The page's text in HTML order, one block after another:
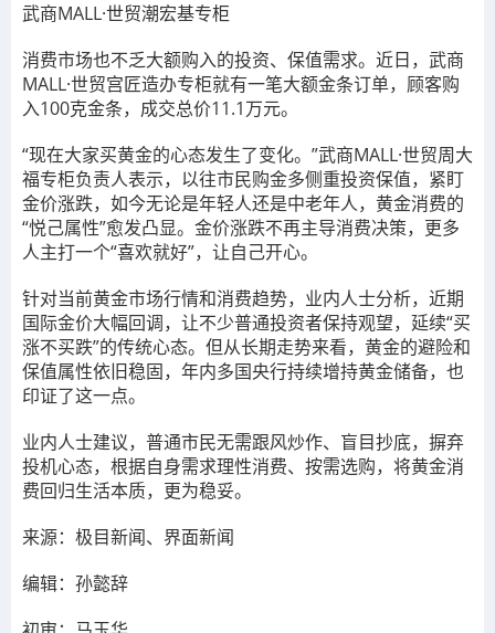
武商MALL·世贸潮宏基专柜
消费市场也不乏大额购入的投资、保值需求。近日，武商
MALL·世贸宫匠造办专柜就有一笔大额金条订单，顾客购
入100克金条，成交总价11.1万元。
“现在大家买黄金的心态发生了变化。”武商MALL·世贸周大
福专柜负责人表示，以往市民购金多侧重投资保值，紧盯
金价涨跌，如今无论是年轻人还是中老年人，黄金消费的
“悦己属性”愈发凸显。金价涨跌不再主导消费决策，更多
人主打一个“喜欢就好”，让自己开心。
针对当前黄金市场行情和消费趋势，业内人士分析，近期
国际金价大幅回调，让不少普通投资者保持观望，延续“买
涨不买跌”的传统心态。但从长期走势来看，黄金的避险和
保值属性依旧稳固，年内多国央行持续增持黄金储备，也
印证了这一点。
业内人士建议，普通市民无需跟风炒作、盲目抄底，摒弃
投机心态，根据自身需求理性消费、按需选购，将黄金消
费回归生活本质，更为稳妥。
来源：极目新闻、界面新闻
编辑：孙懿辞